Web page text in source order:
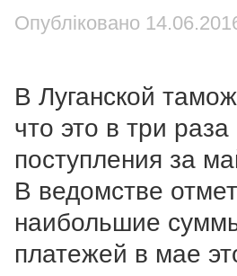
Опубліковано
В Луганской
что это в три
поступления за
В ведомстве
наибольшие
платежей в мае